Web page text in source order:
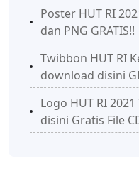
Poster HUT RI
dan PNG GRATIS!!
Twibbon HUT RI
download disini
Logo HUT RI
disini Gratis File